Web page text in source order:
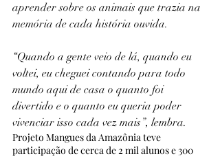
aprender sobre os animais que trazia na
memória de cada história ouvida.
“Quando a gente veio de lá, quando eu
voltei, eu cheguei contando para todo
mundo aqui de casa o quanto foi
divertido e o quanto eu queria poder
vivenciar isso cada vez mais”, lembra.
Projeto Mangues da Amazônia teve
participação de cerca de 2 mil alunos e 300